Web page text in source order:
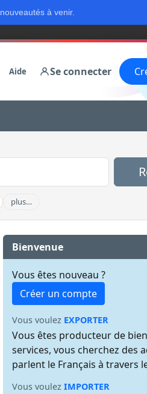
à venir.
Aide Se connecter
plus…
Bienvenue
Vous êtes nouveau ?
Créer un compte
Vous voulez EXPORTER
Vous êtes producteur de
services, vous cherchez des
parlent le Français à travers
Vous voulez IMPORTER